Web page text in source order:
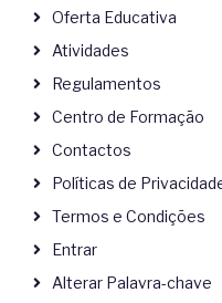
Oferta Educativa
Atividades
Regulamentos
Centro de Formação
Contactos
Políticas de
Termos e Condições
Entrar
Alterar Palavra-chave